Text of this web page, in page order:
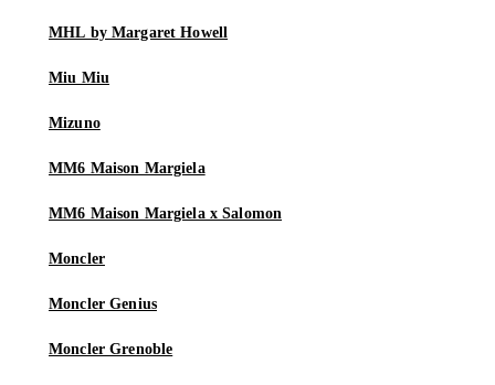
MHL by Margaret Howell
Miu Miu
Mizuno
MM6 Maison Margiela
MM6 Maison Margiela x Salomon
Moncler
Moncler Genius
Moncler Grenoble